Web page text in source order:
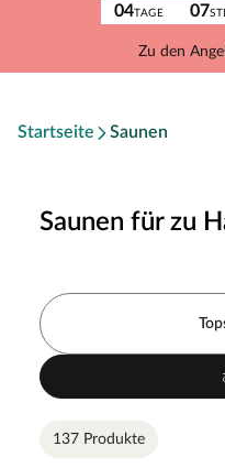
04TAGE 07
Zu den
Startseite Saunen
Saunen für zu
137 Produkte